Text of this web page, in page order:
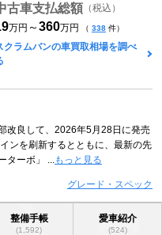
古車支払総額 （税込）
万円 ～360万円 （ 338 件）
クラムバンの車買取相場を調べ
改良して、2026年5月28日に発売
ンを刷新するとともに、最新の先
ーボ」 ...
もっと見る
グレード・スペック
整備手帳
(1,592)
愛車紹介
(524)